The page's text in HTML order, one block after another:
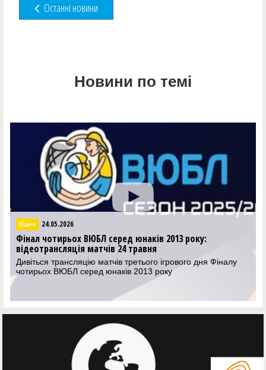
Останні новини
Новини по темі
Відео 24.05.2026
Фінал чотирьох ВЮБЛ серед юнаків 2013 року:
відеотрансляція матчів 24 травня
Дивіться трансляцію матчів третього ігрового дня Фіналу
чотирьох ВЮБЛ серед юнаків 2013 року